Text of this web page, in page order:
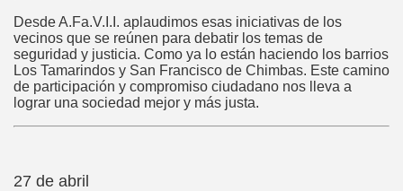
Desde A.Fa.V.I.I. aplaudimos esas iniciativas de los
vecinos que se reúnen para debatir los temas de
seguridad y justicia. Como ya lo están haciendo los barrios
Los Tamarindos y San Francisco de Chimbas. Este camino
de participación y compromiso ciudadano nos lleva a
lograr una sociedad mejor y más justa.
27 de abril